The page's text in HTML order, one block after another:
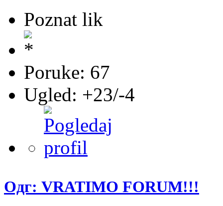
Poznat lik
Poruke: 67
Ugled: +23/-4
Одг: VRATIMO FORUM!!!